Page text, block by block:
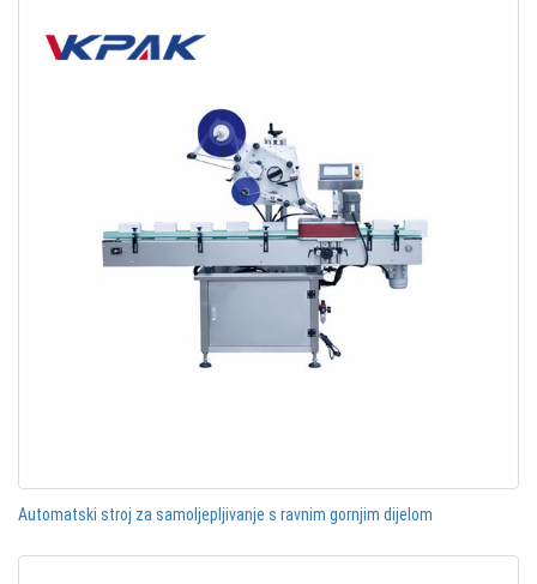
Automatski stroj za samoljepljivanje s ravnim gornjim dijelom